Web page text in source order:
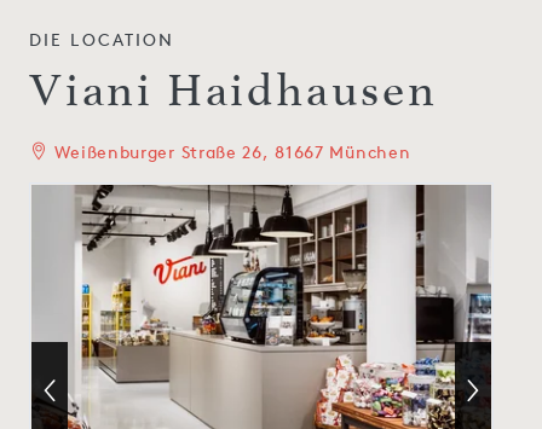
DIE LOCATION
Viani Haidhausen
Weißenburger Straße 26, 81667 München